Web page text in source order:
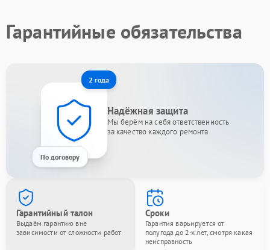
Гарантийные обязательства
2 года
По договору
Надёжная защита
Мы берём на себя ответственность
за качество каждого ремонта
Гарантийный талон
Выдаём гарантию вне
зависимости от сложности работ
Сроки
Гарантия варьируется от
полугода до 2-х лет, смотря какая
неисправность